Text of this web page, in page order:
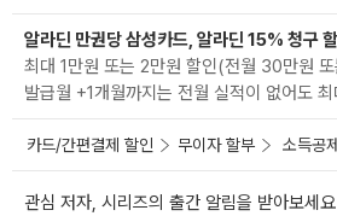
알라딘 만권당 삼성카드, 알라딘 15% 청구
최대 1만원 또는 2만원 할인(전월 30만원
발급월 +1개월까지는 전월 실적이 없어도
카드/간편결제 할인 무이자 할부 소득공
관심 저자, 시리즈의 출간 알림을 받아보세요